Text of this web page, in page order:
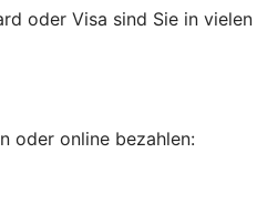
oder Visa sind Sie in vielen
oder online bezahlen: